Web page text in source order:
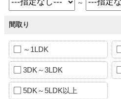
～
間取り
～1LDK
3DK～3LDK
5DK～5LDK以上